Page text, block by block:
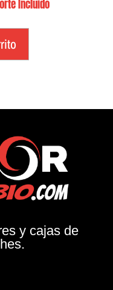
Incluido
y cajas de